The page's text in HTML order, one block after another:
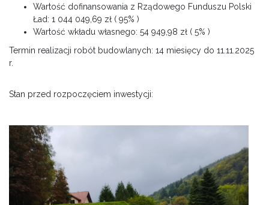
Wartość dofinansowania z Rządowego Funduszu Polski
Ład: 1 044 049,69 zł ( 95% )
Wartość wkładu własnego: 54 949,98 zł ( 5% )
Termin realizacji robót budowlanych: 14 miesięcy do 11.11.2025
r.
Stan przed rozpoczęciem inwestycji: